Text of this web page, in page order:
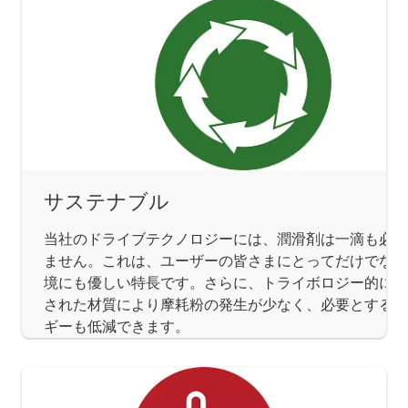
サステナブル
当社のドライブテクノロジーには、潤滑剤は一滴も必
ません。これは、ユーザーの皆さまにとってだけでな
境にも優しい特長です。さらに、トライボロジー的に
された材質により摩耗粉の発生が少なく、必要とする
ギーも低減できます。